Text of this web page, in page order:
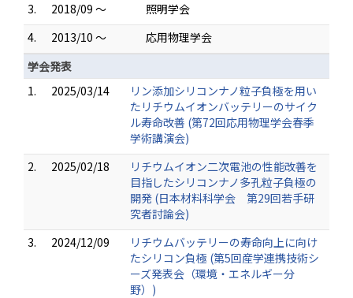
3.
2018/09 ～
照明学会
4.
2013/10 ～
応用物理学会
学会発表
1.
2025/03/14
リン添加シリコンナノ粒子負極を用い
たリチウムイオンバッテリーのサイク
ル寿命改善 (第72回応用物理学会春季
学術講演会)
2.
2025/02/18
リチウムイオン二次電池の性能改善を
目指したシリコンナノ多孔粒子負極の
開発 (日本材料科学会 第29回若手研
究者討論会)
3.
2024/12/09
リチウムバッテリーの寿命向上に向け
たシリコン負極 (第5回産学連携技術シ
ーズ発表会（環境・エネルギー分
野）)